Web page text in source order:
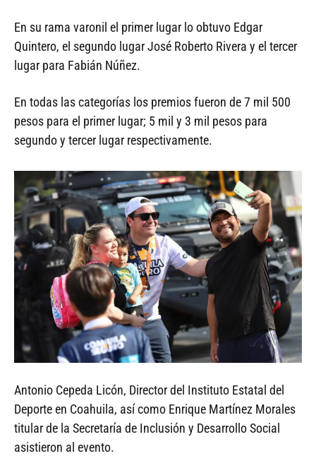
En su rama varonil el primer lugar lo obtuvo Edgar
Quintero, el segundo lugar José Roberto Rivera y el tercer
lugar para Fabián Núñez.
En todas las categorías los premios fueron de 7 mil 500
pesos para el primer lugar; 5 mil y 3 mil pesos para
segundo y tercer lugar respectivamente.
Antonio Cepeda Licón, Director del Instituto Estatal del
Deporte en Coahuila, así como Enrique Martínez Morales
titular de la Secretaría de Inclusión y Desarrollo Social
asistieron al evento.